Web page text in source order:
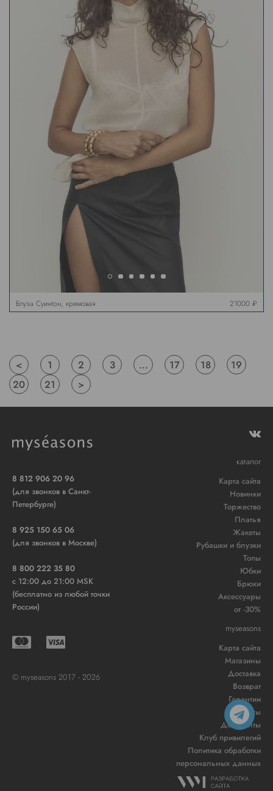
Блуза Суинтон, кремовая 21000 ₽
< 1 2 3 ... 17 18
19
20
21 >
8 812 906 20 96
(для звонков в Санкт-
Петербурге)
8 925 150 65 06
(для звонков в Москве)
8 800 222 35 80
c 12:00 до 21:00 MSK
(бесплатно из любой точки
России)
© myseasons 2017 - 2026
каталог
Карта сайта
Новинки
Торжество
Платья
Жакеты
Рубашки и блузки
Топы
Юбки
Брюки
Аксессуары
от -30%
myseasons
Карта сайта
Магазины
Доставка
Возврат
Гарантии
Контакты
Документы
Клуб привилегий
Политика обработки
персональных данных